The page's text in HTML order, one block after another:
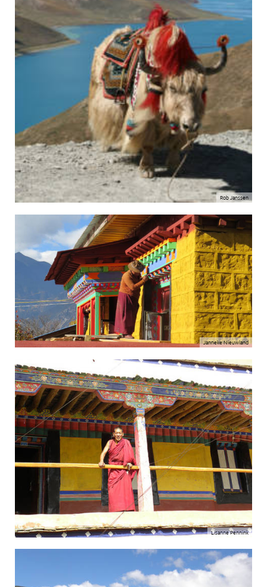
Rob Janssen
Janneke Nieuwland
Lisanne Pennink